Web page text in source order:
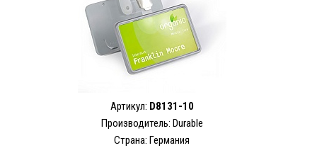
Артикул: D8131-10
Производитель: Durable
Страна: Германия